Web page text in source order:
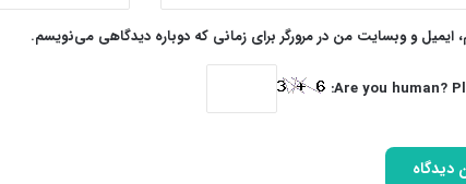
ایمیل و وبسایت من در مرورگر برای زمانی که دوباره دیدگاهی می‌نویسم.
Are you human?